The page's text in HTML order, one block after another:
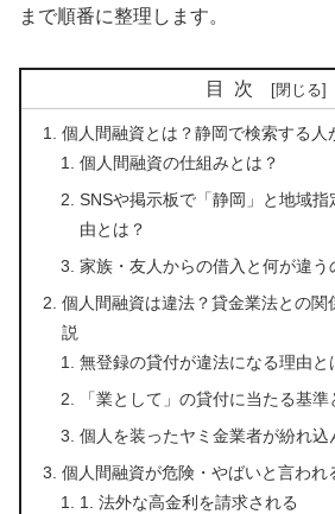
まで順番に整理します。
目次
個人間融資とは？静岡で検索する人
個人間融資の仕組みとは？
SNSや掲示板で「静岡」と地域
由とは？
家族・友人からの借入と何が違う
個人間融資は違法？貸金業法との関
説
無登録の貸付が違法になる理由と
「業として」の貸付に当たる基準
個人を装ったヤミ金業者が紛れ込
個人間融資が危険・やばいと言われ
1. 法外な高金利を請求される